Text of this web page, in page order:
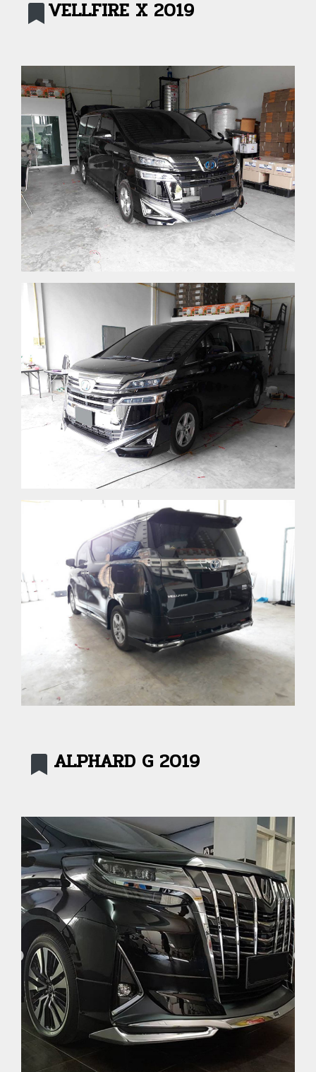
VELLFIRE X 2019
ALPHARD G 2019